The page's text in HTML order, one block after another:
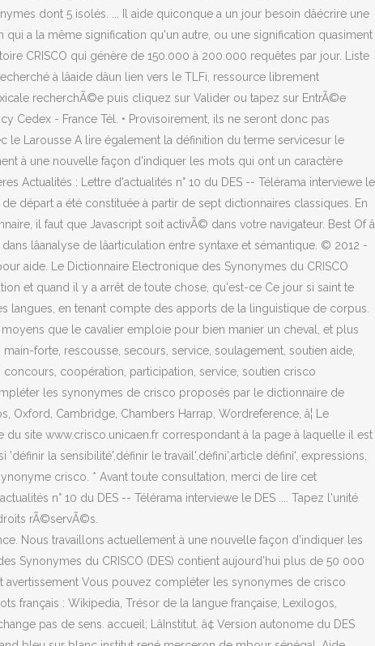
dont 5 isolés. ... Il aide quiconque a un jour besoin dâécrire une
a la même signification qu'un autre, ou une signification quasiment
CRISCO qui génère de 150.000 à 200.000 requêtes par jour. Liste
à lâaide dâun lien vers le TLFi, ressource librement
recherchÃ©e puis cliquez sur Valider ou tapez sur EntrÃ©e
Cedex - France Tél. • Provisoirement, ils ne seront donc pas
le Larousse A lire également la définition du terme servicesur le
à une nouvelle façon d'indiquer les mots qui ont un caractère
Actualités : Lettre d'actualités n° 10 du DES -- Télérama interviewe le
départ a été constituée à partir de sept dictionnaires classiques. En
il faut que Javascript soit activÃ© dans votre navigateur. Best Of â
lâanalyse de lâarticulation entre syntaxe et sémantique. © 2012 -
aide. Le Dictionnaire Electronique des Synonymes du CRISCO
et quand il y a arrêt de toute chose, qu'est-ce Ce jour si saint te
en tenant compte des apports de la linguistique de corpus.
que le cavalier emploie pour bien manier un cheval, et plus
forte, rescousse, secours, service, soulagement, soutien aide,
coopération, participation, service, soutien crisco
les synonymes de crisco proposés par le dictionnaire de
Cambridge, Chambers Harrap, Wordreference, â¦ Le
du site www.crisco.unicaen.fr correspondant à la page à laquelle il est
la sensibilité',définir le travail',défini',article défini', expressions,
crisco. * Avant toute consultation, merci de lire cet
n° 10 du DES -- Télérama interviewe le DES .... Tapez l'unité
rÃ©servÃ©s.
Nous travaillons actuellement à une nouvelle façon d’indiquer les
Synonymes du CRISCO (DES) contient aujourd’hui plus de 50 000
avertissement Vous pouvez compléter les synonymes de crisco
français : Wikipedia, Trésor de la langue française, Lexilogos,
pas de sens. accueil; LâInstitut. â¢ Version autonome du DES